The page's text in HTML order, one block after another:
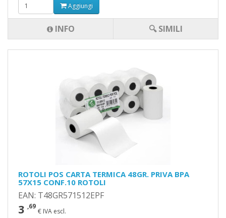
Aggiungi
INFO 🔍 SIMILI
ROTOLI POS CARTA TERMICA 48GR. PRIVA BPA
57X15 CONF.10 ROTOLI
EAN: T48GR571512EPF
3 ,69
€ IVA escl.